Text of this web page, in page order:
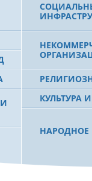
КУЛЬТУРА
НАРОДНОЕ